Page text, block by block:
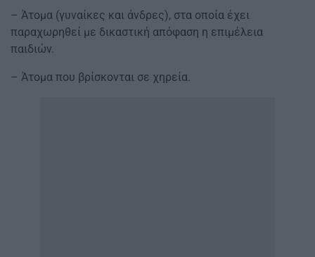
– Άτομα (γυναίκες και άνδρες), στα οποία έχει
παραχωρηθεί με δικαστική απόφαση η επιμέλεια
παιδιών.
– Άτομα που βρίσκονται σε χηρεία.